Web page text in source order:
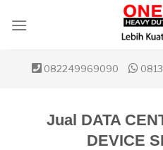
082249969090
Jual DATA
DEVICE